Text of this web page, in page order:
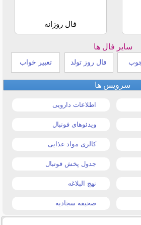
فال روزانه
سایر فال ها
فال روز تولد تعبیر خواب
سرویس ها
اطلاعات دارویی
ویدئوهای فوتبال
کالری مواد غذایی
جدول پخش فوتبال
نهج البلاغه
صحیفه سجادیه